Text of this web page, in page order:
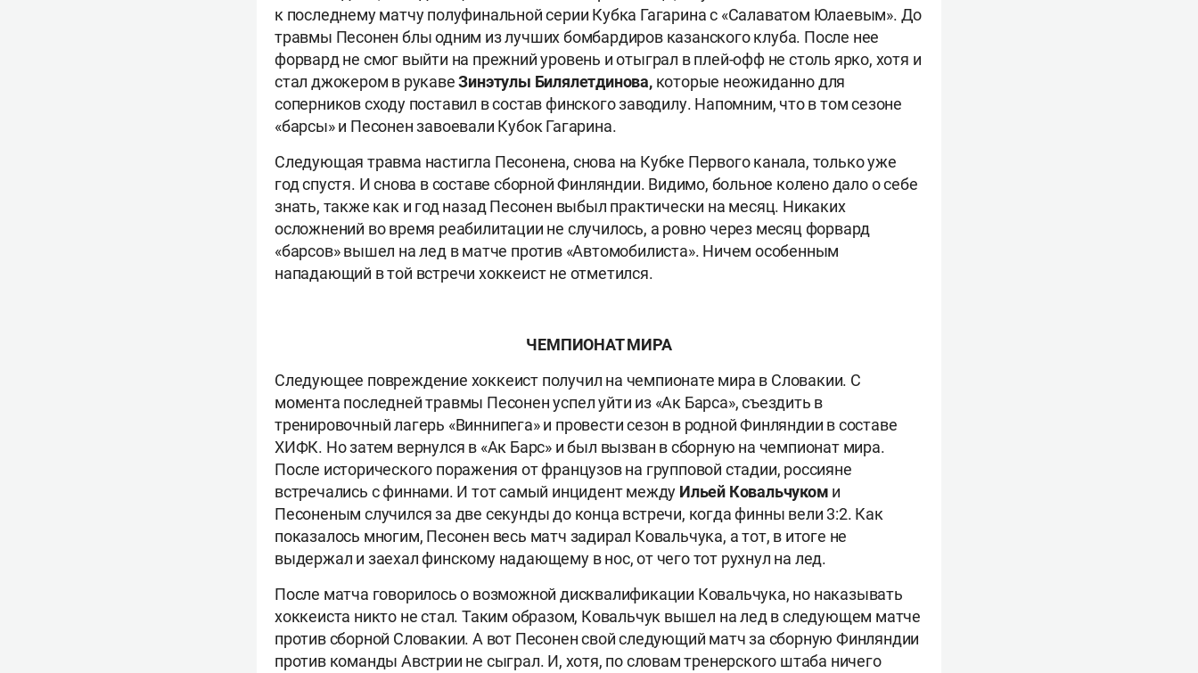
к последнему матчу полуфинальной серии Кубка Гагарина с «Салаватом Юлаевым». До
травмы Песонен блы одним из лучших бомбардиров казанского клуба. После нее
форвард не смог выйти на прежний уровень и отыграл в плей-офф не столь ярко, хотя и
стал джокером в рукавеЗинэтулы Билялетдинова, которые неожиданно для
соперников сходу поставил в состав финского заводилу. Напомним, что в том сезоне
«барсы» и Песонен завоевали Кубок Гагарина.
Следующая травма настигла Песонена, снова на Кубке Первого канала, только уже
год спустя. И снова в составе сборной Финляндии. Видимо, больное колено дало о себе
знать, также как и год назад Песонен выбыл практически на месяц. Никаких
осложнений во время реабилитации не случилось, а ровно через месяц форвард
«барсов» вышел на лед в матче против «Автомобилиста». Ничем особенным
нападающий в той встречи хоккеист не отметился.
ЧЕМПИОНАТ МИРА
Следующее повреждение хоккеист получил на чемпионате мира в Словакии. С
момента последней травмы Песонен успел уйти из «Ак Барса», съездить в
тренировочный лагерь «Виннипега» и провести сезон в родной Финляндии в составе
ХИФК. Но затем вернулся в «Ак Барс» и был вызван в сборную на чемпионат мира.
После исторического поражения от французов на групповой стадии, россияне
встречались с финнами. И тот самый инцидент между Ильей Ковальчуком и
Песоненым случился за две секунды до конца встречи, когда финны вели 3:2. Как
показалось многим, Песонен весь матч задирал Ковальчука, а тот, в итоге не
выдержал и заехал финскому надающему в нос, от чего тот рухнул на лед.
После матча говорилось о возможной дисквалификации Ковальчука, но наказывать
хоккеиста никто не стал. Таким образом, Ковальчук вышел на лед в следующем матче
против сборной Словакии. А вот Песонен свой следующий матч за сборную Финляндии
против команды Австрии не сыграл. И, хотя, по словам тренерского штаба ничего